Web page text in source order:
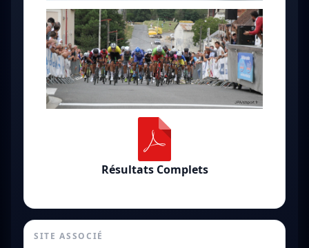
Résultats Complets
SITE ASSOCIÉ